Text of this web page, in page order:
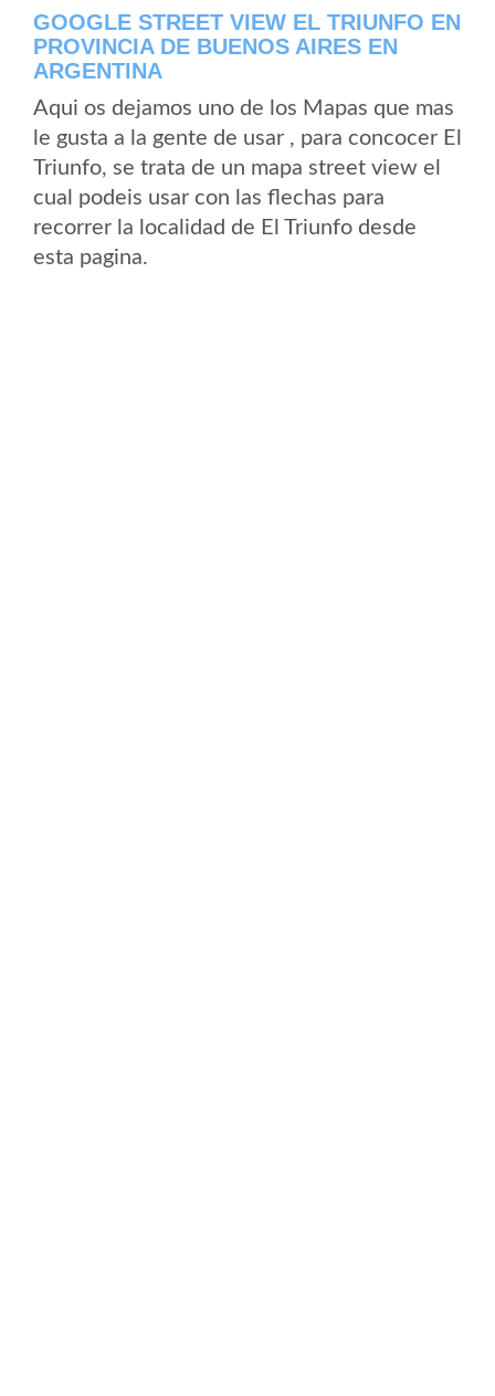
GOOGLE STREET VIEW EL TRIUNFO EN
PROVINCIA DE BUENOS AIRES EN
ARGENTINA
Aqui os dejamos uno de los Mapas que mas
le gusta a la gente de usar , para concocer El
Triunfo, se trata de un mapa street view el
cual podeis usar con las flechas para
recorrer la localidad de El Triunfo desde
esta pagina.